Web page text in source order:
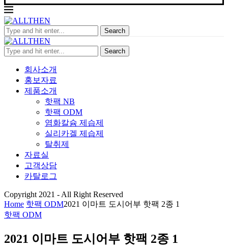
Search
Search
회사소개
홍보자료
제품소개
핫팩 NB
핫팩 ODM
염화칼슘 제습제
실리카겔 제습제
탈취제
자료실
고객상담
카탈로그
Copyright 2021 - All Right Reserved
Home 핫팩 ODM2021 이마트 도시어부 핫팩 2종 1
핫팩 ODM
2021 이마트 도시어부 핫팩 2종 1